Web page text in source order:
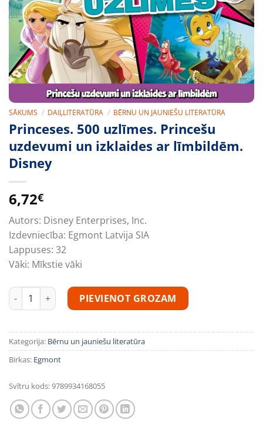
SĀKUMS / DAIĻLITERATŪRA / BĒRNU UN JAUNIEŠU LITERATŪRA
Princeses. 500 uzlīmes. Princešu
uzdevumi un izklaides ar līmbildēm.
Disney
6,72€
Autors: Disney Enterprises, Inc.
Izdevniecība: Egmont Latvija SIA
Lappuses: 32
Vāki: Mīkstie vāki
Princeses. 500 uzlīmes. Princešu uzdevumi un izklaides ar
PIEVIENOT GROZAM
Kategorija: Bērnu un jauniešu literatūra
Birkas: Egmont
Svītru kods:9789934168055